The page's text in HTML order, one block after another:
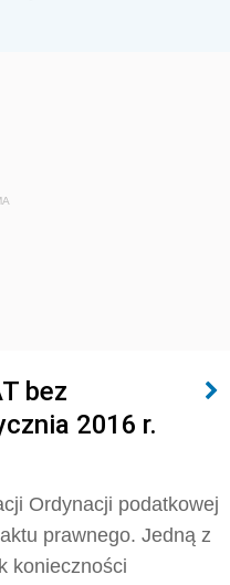
bez
2016 r.
Ordynacji podatkowej
prawnego. Jedną z
konieczności